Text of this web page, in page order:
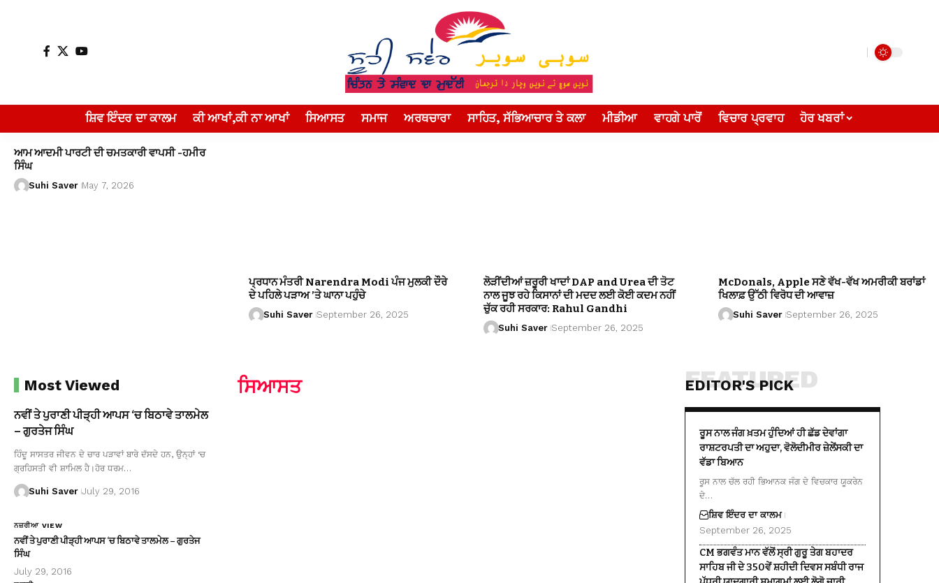
ਸ਼ਿਵ ਇੰਦਰ ਦਾ ਕਾਲਮ ਕੀ ਆਖਾਂ,ਕੀ ਨਾ ਆਖਾਂ ਸਿਆਸਤ ਸਮਾਜ ਅਰਥਚਾਰਾ ਸਾਹਿਤ, ਸੱਭਿਆਚਾਰ ਤੇ ਕਲਾ ਮੀਡੀਆ ਵਾਹਗੇ ਪਾਰੋਂ ਵਿਚਾਰ ਪ੍ਰਵਾਹ ਹੋਰ ਖਬਰਾਂ
ਆਮ ਆਦਮੀ ਪਾਰਟੀ ਦੀ ਚਮਤਕਾਰੀ ਵਾਪਸੀ -ਹਮੀਰ
ਸਿੰਘ
Suhi Saver May 7, 2026
ਪ੍ਰਧਾਨ ਮੰਤਰੀ Narendra Modi ਪੰਜ ਮੁਲਕੀ ਦੌਰੇ
ਦੇ ਪਹਿਲੇ ਪੜਾਅ ’ਤੇ ਘਾਨਾ ਪਹੁੰਚੇ
Suhi Saver September 26, 2025
ਲੋੜੀਂਦੀਆਂ ਜ਼ਰੂਰੀ ਖਾਦਾਂ DAP and Urea ਦੀ ਤੋਟ
ਨਾਲ ਜੂਝ ਰਹੇ ਕਿਸਾਨਾਂ ਦੀ ਮਦਦ ਲਈ ਕੋਈ ਕਦਮ ਨਹੀਂ
ਚੁੱਕ ਰਹੀ ਸਰਕਾਰ: Rahul Gandhi
Suhi Saver September 26, 2025
McDonals, Apple ਸਣੇ ਵੱਖ-ਵੱਖ ਅਮਰੀਕੀ ਬਰਾਂਡਾਂ
ਖਿਲਾਫ਼ ਉੱਠੀ ਵਿਰੋਧ ਦੀ ਆਵਾਜ਼
Suhi Saver September 26, 2025
Most Viewed
ਨਵੀਂ ਤੇ ਪੁਰਾਣੀ ਪੀੜ੍ਹੀ ਆਪਸ ‘ਚ ਬਿਠਾਵੇ ਤਾਲਮੇਲ
– ਗੁਰਤੇਜ ਸਿੰਘ
ਹਿੰਦੂ ਸਾਸਤਰ ਜੀਵਨ ਦੇ ਚਾਰ ਪੜਾਵਾਂ ਬਾਰੇ ਦੱਸਦੇ ਹਨ, ਉਨ੍ਹਾਂ ‘ਚ
ਗ੍ਰਹਿਸਤੀ ਵੀ ਸ਼ਾਮਿਲ ਹੈ।ਹੋਰ ਧਰਮ…
Suhi Saver July 29, 2016
ਨਜ਼ਰੀਆ VIEW
ਨਵੀਂ ਤੇ ਪੁਰਾਣੀ ਪੀੜ੍ਹੀ ਆਪਸ ‘ਚ ਬਿਠਾਵੇ ਤਾਲਮੇਲ – ਗੁਰਤੇਜ
ਸਿੰਘ
July 29, 2016
ਸਿਆਸਤ EDITOR'S PICK
FEATURED
ਰੂਸ ਨਾਲ ਜੰਗ ਖ਼ਤਮ ਹੁੰਦਿਆਂ ਹੀ ਛੱਡ ਦੇਵਾਂਗਾ
ਰਾਸ਼ਟਰਪਤੀ ਦਾ ਅਹੁਦਾ, ਵੋਲੋਦੀਮੀਰ ਜ਼ੇਲੇਂਸਕੀ ਦਾ
ਵੱਡਾ ਬਿਆਨ
ਰੂਸ ਨਾਲ ਚੱਲ ਰਹੀ ਭਿਆਨਕ ਜੰਗ ਦੇ ਵਿਚਕਾਰ ਯੂਕਰੇਨ
ਦੇ…
ਸ਼ਿਵ ਇੰਦਰ ਦਾ ਕਾਲਮ
September 26, 2025
CM ਭਗਵੰਤ ਮਾਨ ਵੱਲੋਂ ਸ੍ਰੀ ਗੁਰੂ ਤੇਗ ਬਹਾਦਰ
ਸਾਹਿਬ ਜੀ ਦੇ 350ਵੇਂ ਸ਼ਹੀਦੀ ਦਿਵਸ ਸਬੰਧੀ ਰਾਜ